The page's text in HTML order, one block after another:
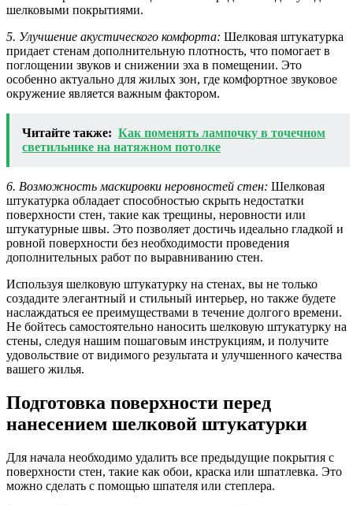
шелковыми покрытиями.
5. Улучшение акустического комфорта: Шелковая штукатурка
придает стенам дополнительную плотность, что помогает в
поглощении звуков и снижении эха в помещении. Это
особенно актуально для жилых зон, где комфортное звуковое
окружение является важным фактором.
Читайте также: Как поменять лампочку в точечном
светильнике на натяжном потолке
6. Возможность маскировки неровностей стен: Шелковая
штукатурка обладает способностью скрыть недостатки
поверхности стен, такие как трещины, неровности или
штукатурные швы. Это позволяет достичь идеально гладкой и
ровной поверхности без необходимости проведения
дополнительных работ по выравниванию стен.
Используя шелковую штукатурку на стенах, вы не только
создадите элегантный и стильный интерьер, но также будете
наслаждаться ее преимуществами в течение долгого времени.
Не бойтесь самостоятельно наносить шелковую штукатурку на
стены, следуя нашим пошаговым инструкциям, и получите
удовольствие от видимого результата и улучшенного качества
вашего жилья.
Подготовка поверхности перед
нанесением шелковой штукатурки
Для начала необходимо удалить все предыдущие покрытия с
поверхности стен, такие как обои, краска или шпатлевка. Это
можно сделать с помощью шпателя или степлера.